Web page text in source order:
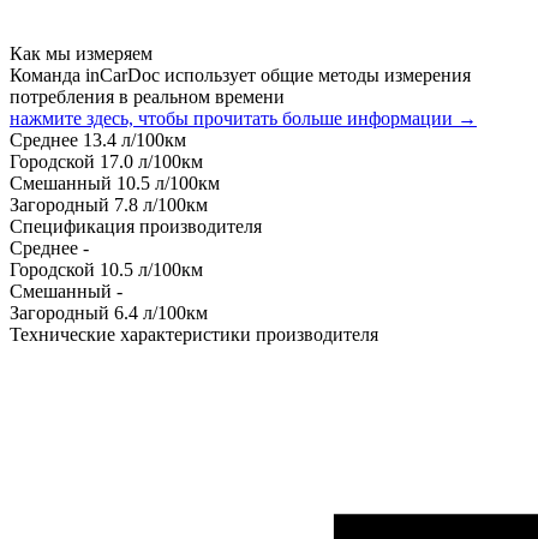
Как мы измеряем
Команда inCarDoc использует общие методы измерения
потребления в реальном времени
нажмите здесь, чтобы прочитать больше информации →
Среднее 13.4 л/100км
Городской 17.0 л/100км
Смешанный 10.5 л/100км
Загородный 7.8 л/100км
Спецификация производителя
Среднее -
Городской 10.5 л/100км
Смешанный -
Загородный 6.4 л/100км
Технические характеристики производителя